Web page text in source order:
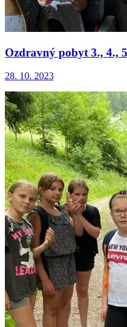
Ozdravný pobyt 3., 4.,
28. 10. 2023